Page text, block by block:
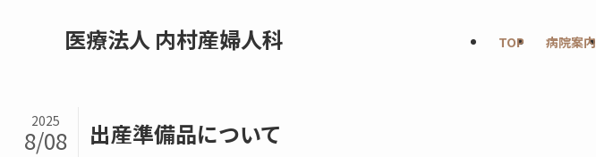
医療法人 内村産婦人科 TOP 病院案内
出産準備品について
2025
8/08